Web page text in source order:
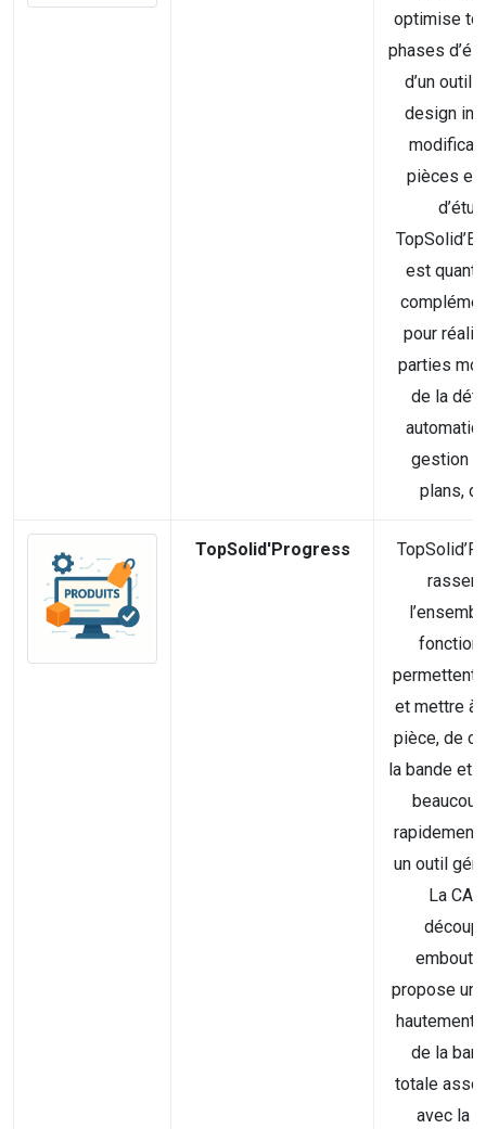
optimise
phases
d’un
design
pièces en
est quant
pour
parties
de la
gestion
plans,
TopSolid'Progress
permettent
et mettre à
pièce, de
la bande et
rapidement
un outil
La
propose
hautement
de la
totale
avec la